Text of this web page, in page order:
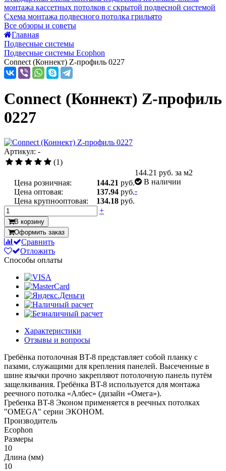
монтажа кассетных потолков с скрытой подвесной системой
Схема монтажа подвесного потолка грильято
Все обзоры и советы
Главная
Подвесные системы
Подвесные системы Ecophon
Connect (Коннект) Z-профиль 0227
Connect (Коннект) Z-профиль
0227
Артикул: -
(1)
Цена розничная: 144.21 руб.
Цена оптовая:
137.94 руб.
Цена крупнооптовая:
134.18 руб.
144.21 руб. за м2
В наличии
-
+
В корзину
Оформить заказ
Сравнить
Отложить
Способы оплаты
Характеристики
Отзывы и вопросы
Гребёнка потолочная BT-8 представляет собой планку с
пазами, служащими для крепления панелей. Высеченные в
шине язычки прочно закрепляют потолочную панель путём
защелкивания. Гребёнка BT-8 используется для монтажа
реечного потолка «Албес» (дизайн «Омега»).
Гребенка BT-8 Эконом применяется в реечных потолках
"OMEGA" серии ЭКОНОМ.
Производитель
Ecophon
Размеры
10
Длина (мм)
10